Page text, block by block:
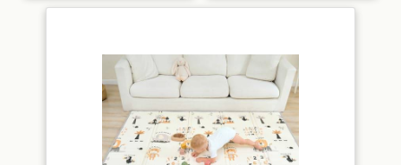
garçon ou fille ... Notre tapis
ÉPAIS & ANTIDÉRAPANT Notre
grand tapis en mousse pour
bébé est geant puisqu'il
mesure 120x180cm pour 1cm
d'épaisseur.
LAVABLE & RÉVERSIBLE Tapis
sol bebe double face, facile à
transporter en exterieur grace